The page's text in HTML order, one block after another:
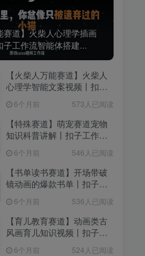
赛道】火柴人心理学插画
子工作流智能体搭建...
【火柴人万能赛道】火柴人
心理学智能文案视频丨扣子
流 6个月前 573人已阅读
【特殊赛道】萌宠赛道宠物
知识科普讲解丨扣子工作流
6个月前 546人已阅读
【书单读书赛道】开场带破
镜动画的爆款书单丨扣子工
6个月前 536人已阅读
【育儿教育赛道】动画类古
风画育儿知识视频丨扣子工
6个月前 524人已阅读